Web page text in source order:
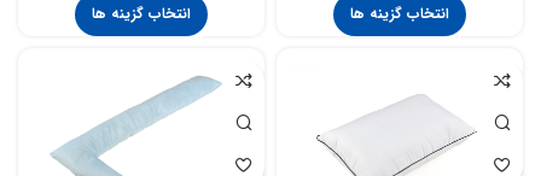
انتخاب گزینه ها انتخاب گزینه ها